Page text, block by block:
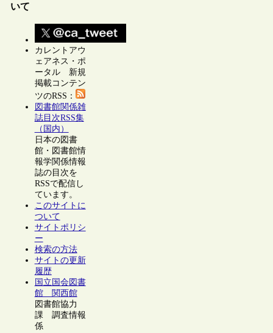
いて
カレントアウ
ェアネス・ポ
ータル 新規
掲載コンテン
ツのRSS：
図書館関係雑
誌目次RSS集
（国内）
日本の図書
館・図書館情
報学関係情報
誌の目次を
RSSで配信し
ています。
このサイトに
ついて
サイトポリシ
ー
検索の方法
サイトの更新
履歴
国立国会図書
館 関西館
図書館協力
課 調査情報
係